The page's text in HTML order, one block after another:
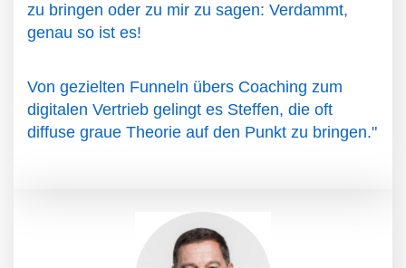
zu bringen oder zu mir zu sagen: Verdammt,
genau so ist es!
Von gezielten Funneln übers Coaching zum
digitalen Vertrieb gelingt es Steffen, die oft
diffuse graue Theorie auf den Punkt zu bringen."